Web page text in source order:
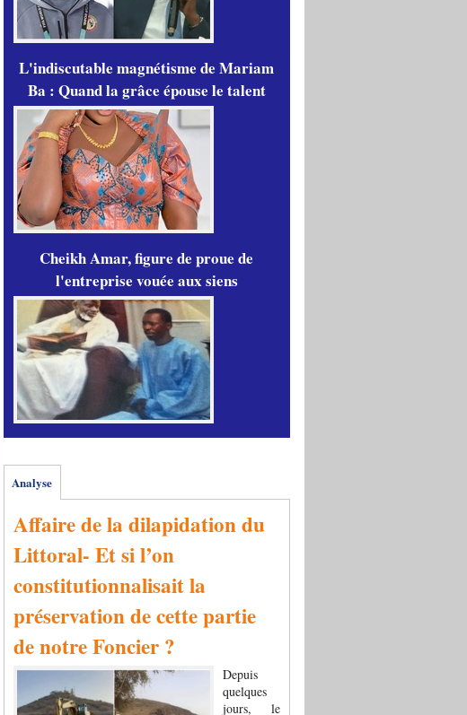
L'indiscutable magnétisme de Mariam
Ba : Quand la grâce épouse le talent
Cheikh Amar, figure de proue de
l'entreprise vouée aux siens
Analyse
Affaire de la dilapidation du
Littoral- Et si l’on
constitutionnalisait la
préservation de cette partie
de notre Foncier ?
Depuis
quelques
jours, le